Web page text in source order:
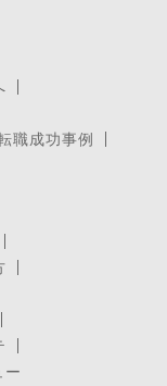
職成功事例
ー